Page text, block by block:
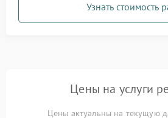
Узнать стоимость
Цены на услуги
Цены актуальны на текущую